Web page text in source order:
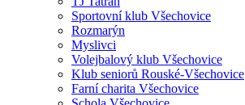
Sportovní klub Všechovice
Rozmarýn
Myslivci
Volejbalový klub Všechovice
Klub seniorů Rouské-Všechovice
Farní charita Všechovice